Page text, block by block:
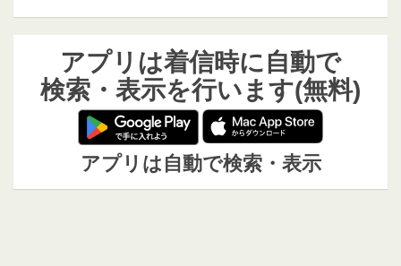
アプリは着信時に自動で
検索・表示を行います(無料)
アプリは自動で検索・表示